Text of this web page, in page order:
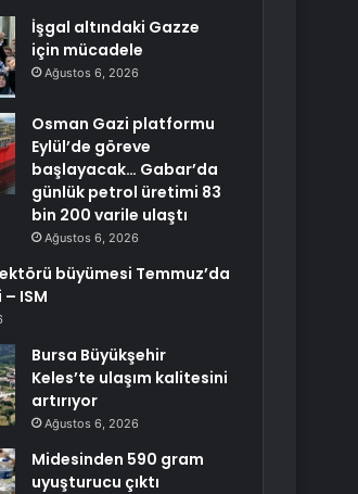
İşgal altındaki Gazze
için mücadele
Ağustos 6, 2026
Osman Gazi platformu
Eylül’de göreve
başlayacak… Gabar’da
günlük petrol üretimi 83
bin 200 varile ulaştı
Ağustos 6, 2026
büyümesi Temmuz’da
ISM
Bursa Büyükşehir
Keles’te ulaşım kalitesini
artırıyor
Ağustos 6, 2026
Midesinden 590 gram
uyuşturucu çıktı